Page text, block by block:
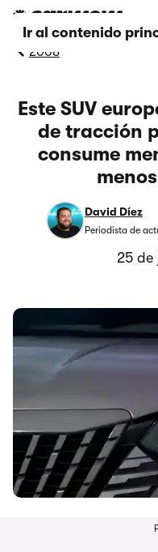
Ir al contenido
2008
Este SUV
de tracción
consume
David Díez
Periodista de
25 de